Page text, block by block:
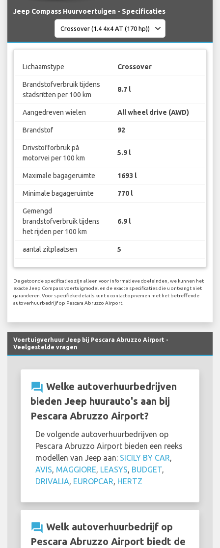
Jeep Compass Huurvoertuigen - Specificaties
Lichaamstype Crossover
Brandstofverbruik tijdens
stadsritten per 100 km
8.7 l
Aangedreven wielen All wheel drive (AWD)
Brandstof 92
Drivstofforbruk på
motorvei per 100 km
5.9 l
Maximale bagageruimte 1693 l
Minimale bagageruimte 770 l
Gemengd
brandstofverbruik tijdens
het rijden per 100 km
6.9 l
aantal zitplaatsen 5
De getoonde specificaties zijn alleen voor informatieve doeleinden, we kunnen het
exacte Jeep Compass voertuigmodel en de exacte specificaties die u ontvangt niet
garanderen. Voor specifieke details kunt u contact opnemen met het betreffende
autoverhuurbedrijf op Pescara Abruzzo Airport.
Voertuigverhuur Jeep bij Pescara Abruzzo Airport -
Veelgestelde vragen
question_answer Welke autoverhuurbedrijven
bieden Jeep huurauto's aan bij
Pescara Abruzzo Airport?
De volgende autoverhuurbedrijven op
Pescara Abruzzo Airport bieden een reeks
modellen van Jeep aan: SICILY BY CAR,
AVIS, MAGGIORE, LEASYS, BUDGET,
DRIVALIA, EUROPCAR, HERTZ
question_answer Welk autoverhuurbedrijf op
Pescara Abruzzo Airport biedt de